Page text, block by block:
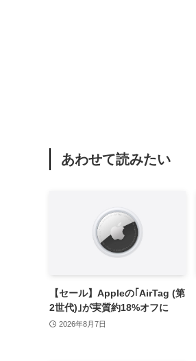
あわせて読みたい
【セール】Appleの｢AirTag (第
2世代)｣が実質約18%オフに
2026年8月7日